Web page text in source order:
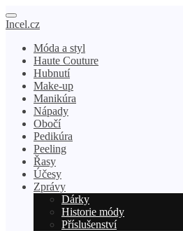
Incel.cz
Móda a styl
Haute Couture
Hubnutí
Make-up
Manikúra
Nápady
Obočí
Pedikúra
Peeling
Řasy
Účesy
Zprávy
Dárky
Historie módy
Příslušenství